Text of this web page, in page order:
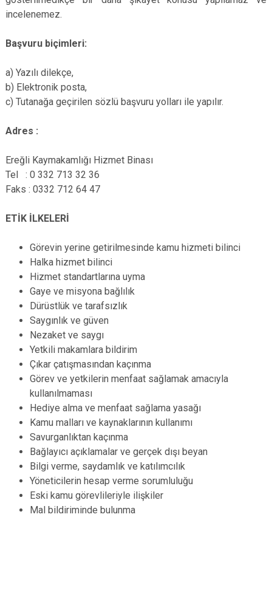
incelenemez.
Başvuru biçimleri:
a) Yazılı dilekçe,
b) Elektronik posta,
c) Tutanağa geçirilen sözlü başvuru yolları ile yapılır.
Adres :
Ereğli Kaymakamlığı Hizmet Binası
Tel : 0 332 713 32 36
Faks : 0332 712 64 47
ETİK İLKELERİ
Görevin yerine getirilmesinde kamu hizmeti bilinci
Halka hizmet bilinci
Hizmet standartlarına uyma
Gaye ve misyona bağlılık
Dürüstlük ve tarafsızlık
Saygınlık ve güven
Nezaket ve saygı
Yetkili makamlara bildirim
Çıkar çatışmasından kaçınma
Görev ve yetkilerin menfaat sağlamak amacıyla
kullanılmaması
Hediye alma ve menfaat sağlama yasağı
Kamu malları ve kaynaklarının kullanımı
Savurganlıktan kaçınma
Bağlayıcı açıklamalar ve gerçek dışı beyan
Bilgi verme, saydamlık ve katılımcılık
Yöneticilerin hesap verme sorumluluğu
Eski kamu görevlileriyle ilişkiler
Mal bildiriminde bulunma